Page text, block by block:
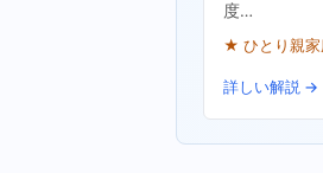
度…
★ ひとり親家
詳しい解説 →